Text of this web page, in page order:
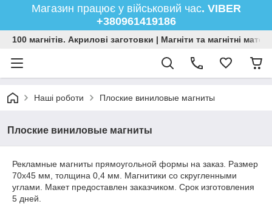
Магазин працює у військовий час. VIBER
+380961419186
100 магнітів. Акрилові заготовки | Магніти та магнітні
Наші роботи Плоские виниловые магниты
Плоские виниловые магниты
Рекламные магниты прямоугольной формы на заказ. Размер
70х45 мм, толщина 0,4 мм. Магнитики со скругленными
углами. Макет предоставлен заказчиком. Срок изготовления
5 дней.